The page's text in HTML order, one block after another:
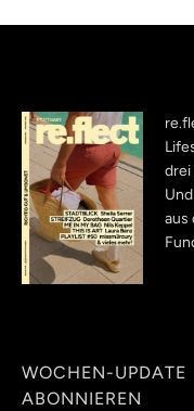
drei
aus
WOCHEN-UPDATE
ABONNIEREN